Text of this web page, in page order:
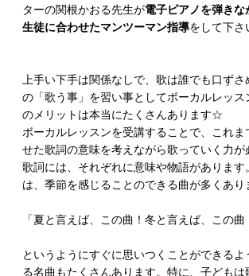
ターの関根かおる先生が電子ピアノを弾きな
生徒に合わせたマンツーマン指導をして下さ
上手い下手は関係なしで、歌は誰でも口ずさ
の「歌う事」を習い事としてボーカルレッス
のメリットは本当にたくさんあります☆
ボーカルレッスンを受講することで、これま
せた歌詞の意味を考えながら歌っていく力が
歌詞には、それぞれに意味や物語があります
は、季節を感じることのできる曲が多くあり
「夏と言えば、この曲！冬と言えば、この曲
というようにすぐに思いつくことができるよ
る名曲もたくさんあります。特に、子どもは